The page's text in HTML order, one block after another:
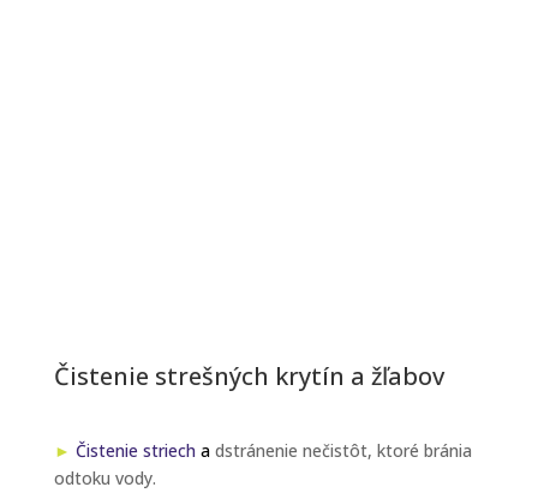
Čistenie strešných krytín a žľabov
► Čistenie striech a dstránenie nečistôt, ktoré bránia
odtoku vody.